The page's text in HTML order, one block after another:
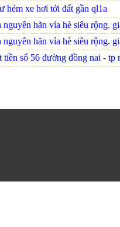
hẻm xe hơi tới đất gần ql1a
hãn vỉa hè siêu rộng.
hãn vỉa hè siêu rộng.
tiền số 56 đường đồng nai - tp